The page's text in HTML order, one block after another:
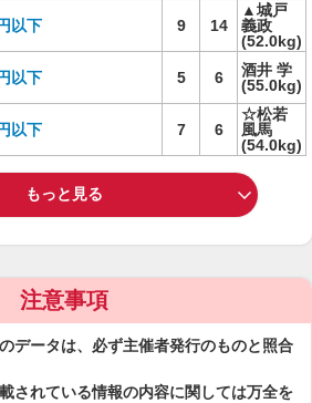
以下 9 14
▲城戸
義政
(52.0kg)
以下 5 6
酒井 学
(55.0kg)
以下 7 6
☆松若
風馬
(54.0kg)
もっと見る
注意事項
データは、必ず主催者発行のものと照合
されている情報の内容に関しては万全を